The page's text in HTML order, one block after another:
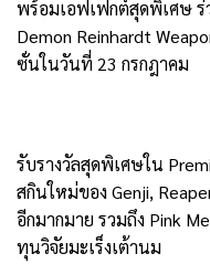
พร้อมเอฟเฟกต์สุดพิเศษ ร่
Demon Reinhardt
ซั่นในวันที่ 23 กรกฎาคม
รับรางวัลสุดพิเศษใน
สกินใหม่ของ Genji,
อีกมากมาย รวมถึง Pink
ทุนวิจัยมะเร็งเต้านม